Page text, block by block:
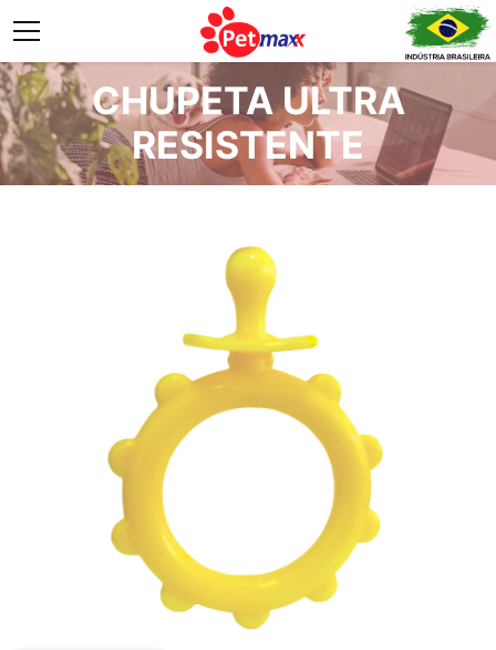
CHUPETA ULTRA
RESISTENTE